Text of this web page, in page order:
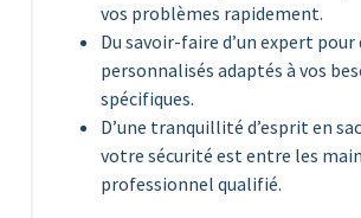
vos problèmes rapidement.
Du savoir-faire d’un expert pour
personnalisés adaptés à vos
spécifiques.
D’une tranquillité d’esprit en
votre sécurité est entre les
professionnel qualifié.